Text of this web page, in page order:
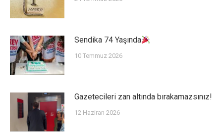
Sendika 74 Yaşında
10 Temmuz 2026
Gazetecileri zan altında bırakamazsınız!
12 Haziran 2026